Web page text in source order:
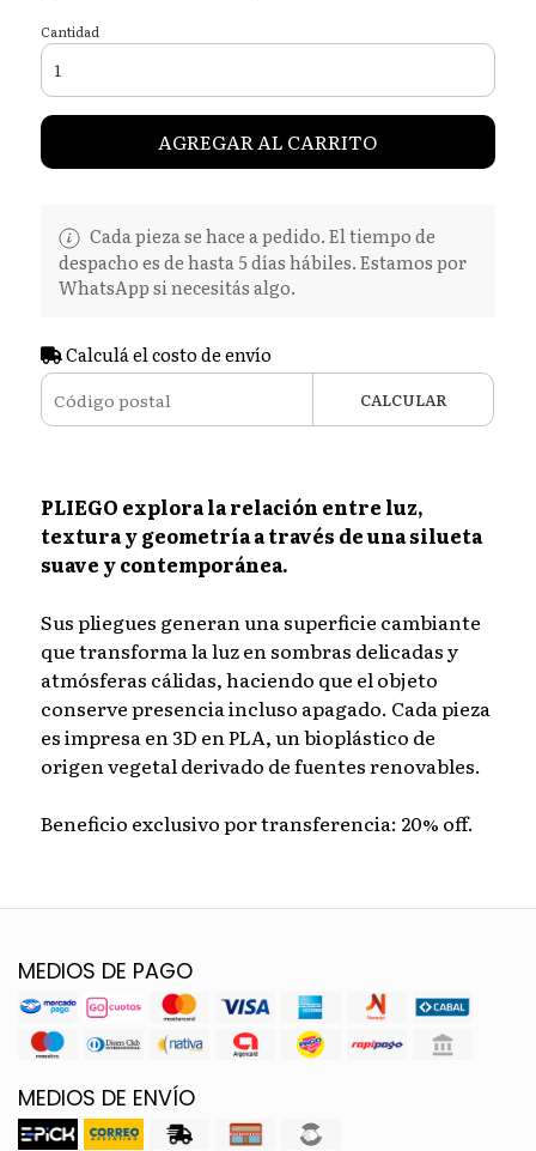
Cantidad
AGREGAR AL CARRITO
Cada pieza se hace a pedido. El tiempo de
despacho es de hasta 5 días hábiles. Estamos por
WhatsApp si necesitás algo.
Calculá el costo de envío
CALCULAR
PLIEGO explora la relación entre luz,
textura y geometría a través de una silueta
suave y contemporánea.
Sus pliegues generan una superficie cambiante
que transforma la luz en sombras delicadas y
atmósferas cálidas, haciendo que el objeto
conserve presencia incluso apagado. Cada pieza
es impresa en 3D en PLA, un bioplástico de
origen vegetal derivado de fuentes renovables.
Beneficio exclusivo por transferencia: 20% off.
MEDIOS DE PAGO
MEDIOS DE ENVÍO